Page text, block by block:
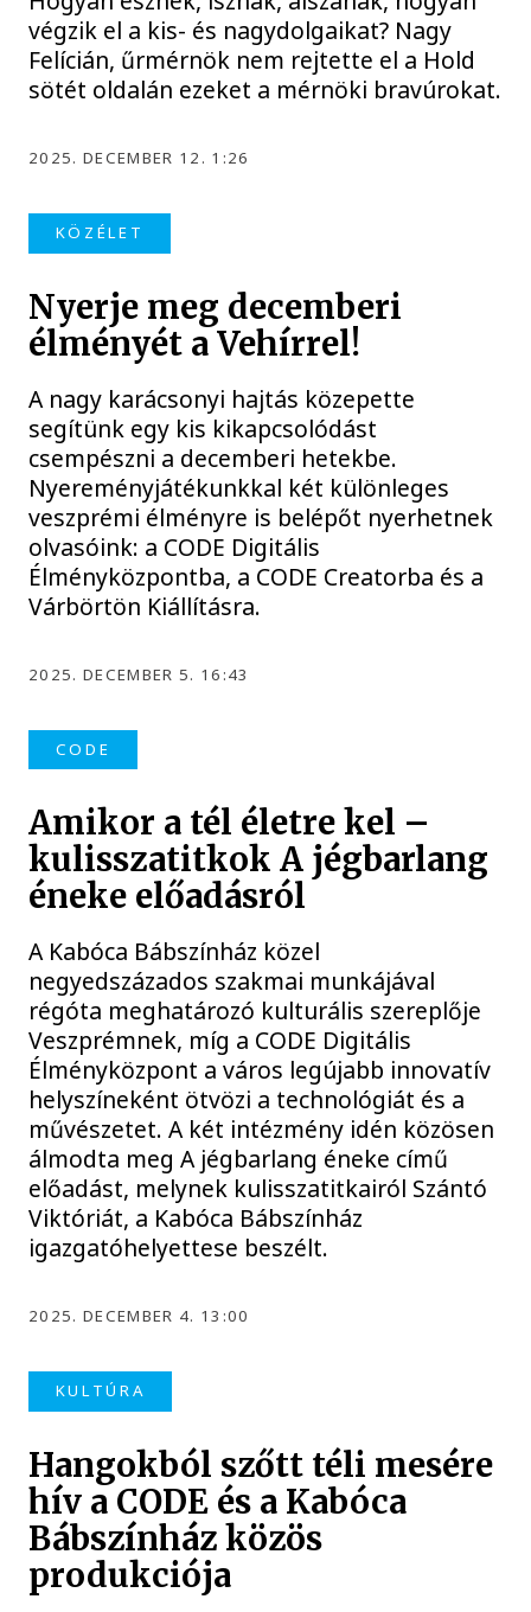
végzik el a kis- és nagydolgaikat? Nagy
Felícián, űrmérnök nem rejtette el a Hold
sötét oldalán ezeket a mérnöki bravúrokat.
2025. DECEMBER 12. 1:26
KÖZÉLET
Nyerje meg decemberi
élményét a Vehírrel!
A nagy karácsonyi hajtás közepette
segítünk egy kis kikapcsolódást
csempészni a decemberi hetekbe.
Nyereményjátékunkkal két különleges
veszprémi élményre is belépőt nyerhetnek
olvasóink: a CODE Digitális
Élményközpontba, a CODE Creatorba és a
Várbörtön Kiállításra.
2025. DECEMBER 5. 16:43
CODE
Amikor a tél életre kel –
kulisszatitkok A jégbarlang
éneke előadásról
A Kabóca Bábszínház közel
negyedszázados szakmai munkájával
régóta meghatározó kulturális szereplője
Veszprémnek, míg a CODE Digitális
Élményközpont a város legújabb innovatív
helyszíneként ötvözi a technológiát és a
művészetet. A két intézmény idén közösen
álmodta meg A jégbarlang éneke című
előadást, melynek kulisszatitkairól Szántó
Viktóriát, a Kabóca Bábszínház
igazgatóhelyettese beszélt.
2025. DECEMBER 4. 13:00
KULTÚRA
Hangokból szőtt téli mesére
hív a CODE és a Kabóca
Bábszínház közös
produkciója